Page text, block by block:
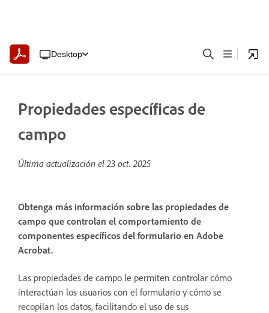
Desktop
Propiedades específicas de
campo
Última actualización el23 oct. 2025
Obtenga más información sobre las propiedades de
campo que controlan el comportamiento de
componentes específicos del formulario en Adobe
Acrobat.
Las propiedades de campo le permiten controlar cómo
interactúan los usuarios con el formulario y cómo se
recopilan los datos, facilitando el uso de sus